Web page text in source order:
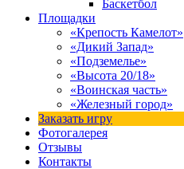
Баскетбол
Площадки
«Крепость Камелот»
«Дикий Запад»
«Подземелье»
«Высота 20/18»
«Воинская часть»
«Железный город»
Заказать игру
Фотогалерея
Отзывы
Контакты